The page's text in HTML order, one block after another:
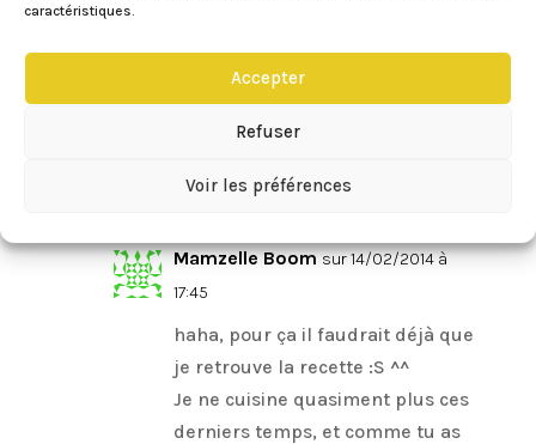
caractéristiques.
Accepter
Refuser
Voir les préférences
ton amoureux 😉 A quand la recette
sur ton blog ?
Mamzelle Boom sur 14/02/2014 à
17:45
haha, pour ça il faudrait déjà que
je retrouve la recette :S ^^
Je ne cuisine quasiment plus ces
derniers temps, et comme tu as